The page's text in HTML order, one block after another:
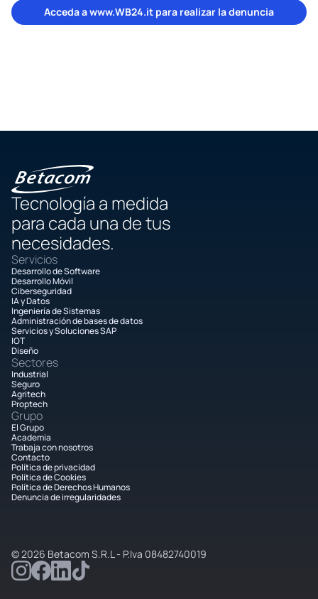
Acceda a www.WB24.it para realizar la denuncia
Tecnología a medida
para cada una de tus
necesidades.
Servicios
Desarrollo de Software
Desarrollo Móvil
Ciberseguridad
IA y Datos
Ingeniería de Sistemas
Administración de bases de datos
Servicios y Soluciones SAP
IOT
Diseño
Sectores
Industrial
Seguro
Agritech
Proptech
Grupo
El Grupo
Academia
Trabaja con nosotros
Contacto
Política de privacidad
Política de Cookies
Política de Derechos Humanos
Denuncia de irregularidades
© 2026 Betacom S.R.L - P.Iva 08482740019